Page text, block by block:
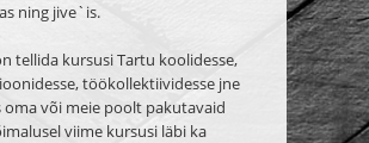
ning jive`is.
tellida kursusi Tartu koolidesse,
töökollektiividesse jne
oma või meie poolt pakutavaid
viime kursusi läbi ka